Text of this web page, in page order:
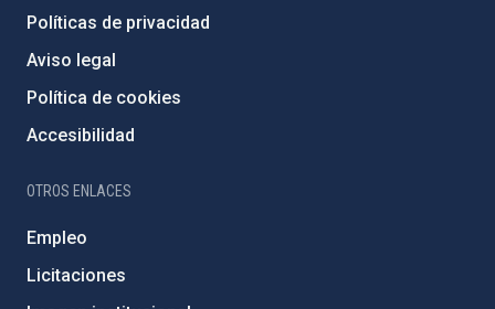
Políticas de privacidad
Aviso legal
Política de cookies
Accesibilidad
OTROS ENLACES
Empleo
Licitaciones